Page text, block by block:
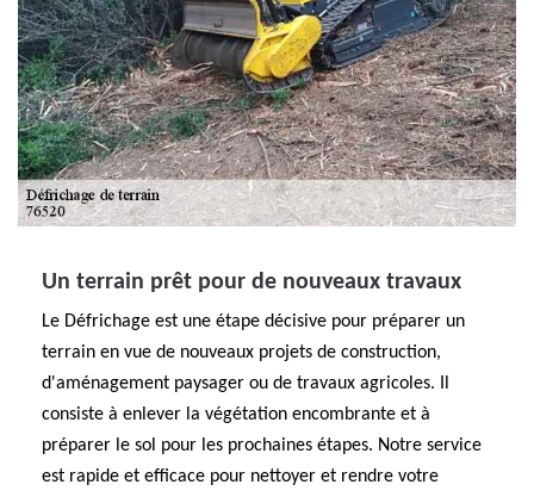
Un terrain prêt pour de nouveaux travaux
Le Défrichage est une étape décisive pour préparer un
terrain en vue de nouveaux projets de construction,
d'aménagement paysager ou de travaux agricoles. Il
consiste à enlever la végétation encombrante et à
préparer le sol pour les prochaines étapes. Notre service
est rapide et efficace pour nettoyer et rendre votre